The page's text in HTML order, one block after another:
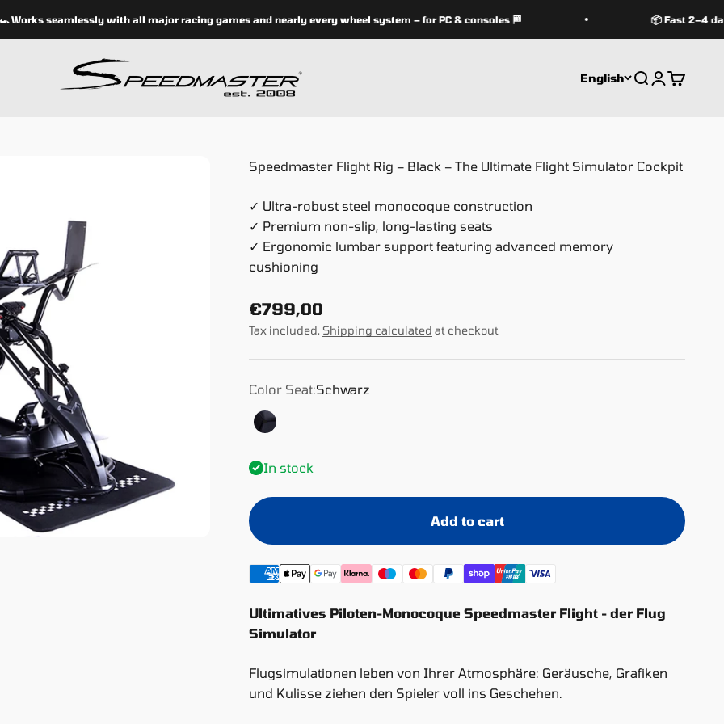
seamlessly with all major racing games and nearly every wheel system – for PC & consoles 🏁 📦 Fast 2–4 day
speedmasterseats
English Search
Login
Cart
Speedmaster Flight Rig – Black – The Ultimate Flight Simulator Cockpit
✓ Ultra-robust steel monocoque construction
✓ Premium non-slip, long-lasting seats
✓ Ergonomic lumbar support featuring advanced memory
cushioning
Sale price
€799,00
Tax included. Shipping calculated at checkout
Color Seat:Schwarz
Schwarz
In stock
Add to cart
Ultimatives Piloten-Monocoque Speedmaster Flight - der Flug
Simulator
Flugsimulationen leben von Ihrer Atmosphäre: Geräusche, Grafiken
und Kulisse ziehen den Spieler voll ins Geschehen.